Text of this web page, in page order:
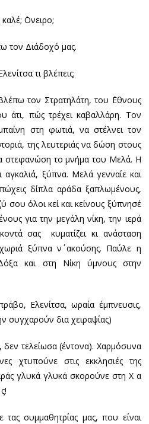
΄Ονειρο;
τον Διάδοχό μας.
τι βλέπεις;
τον Στρατηλάτη, του ΄Εθνους
άτι, πώς τρέχει καβαλλάρη. Τον
στη φωτιά, να στέλνει τον
της λευτεριάς να δώση στους
στεφανώση το μνήμα του Μελά. Η
αγκαλιά, ξύπνα. Μελά γενναίε και
πώχεις δίπλα αράδα ξαπλωμένους,
σου όλοι κεί και κείνους ξύπνησέ
για την μεγάλη νίκη, την ιερά
σας κυματίζει κι ανάσταση
ξύπνα ν΄ ακούσης. Παύλε η
και στη Νίκη ύμνους στην
Ελενίτσα, ωραία έμπνευσις,
συγχαρούν δια χειραψίας)
δεν τελείωσα (έντονα). Χαρμόσυνα
χτυπούνε στις εκκλησιές της
γλυκά γλυκά σκορούνε στη Χ α
τας συμμαθητρίας μας, που είναι